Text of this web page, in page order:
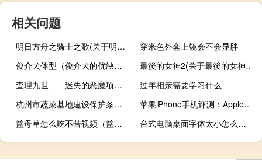
相关问题
明日方舟之骑士之歌(关于明日方舟之骑士之歌的简介)
穿米色外套上镜会不会显胖
俊介犬体型（俊介犬的优缺点该犬外形可爱而且性格十分温顺）
最後的女神2(关于最後的女神2的简介)
查理九世——迷失的恶魔项链(关于查理九世——迷失的恶魔项链的简介)
过年相亲需要学习什么
杭州市蔬菜基地建设保护条例(关于杭州市蔬菜基地建设保护条例的简介)
苹果iPhone手机评测：Apple ID被盗刷建议开启“双重认证”+设定安全限额
益母草怎么吃不苦视频（益母草怎么吃法大全）
台式电脑桌面字体太小怎么调整（电脑字体太小怎么调）